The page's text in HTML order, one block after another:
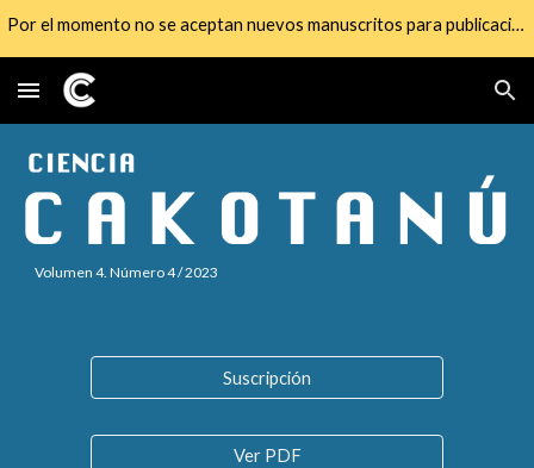
Por el momento no se aceptan nuevos manuscritos para publicación
Volumen 4. Número 4 / 2023
Suscripción
Ver PDF